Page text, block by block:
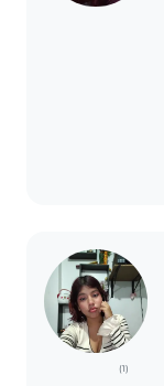
(1)